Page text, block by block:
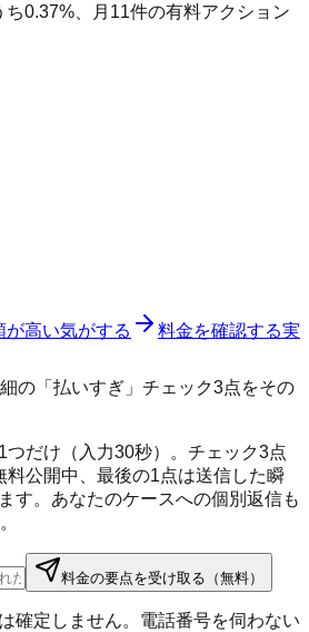
ち0.37%、月 11件の有料アクション
が高い気がする 料金を確認する実
の「払いすぎ」チェック3点をその
つだけ（入力30秒）。チェック3点
料公開中、最後の1点は送信した瞬
す。あなたのケースへの個別返信も
料金の要点を受け取る（無料）
確定しません。電話番号を伺わない